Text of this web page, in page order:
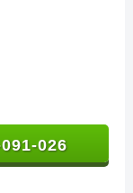
026